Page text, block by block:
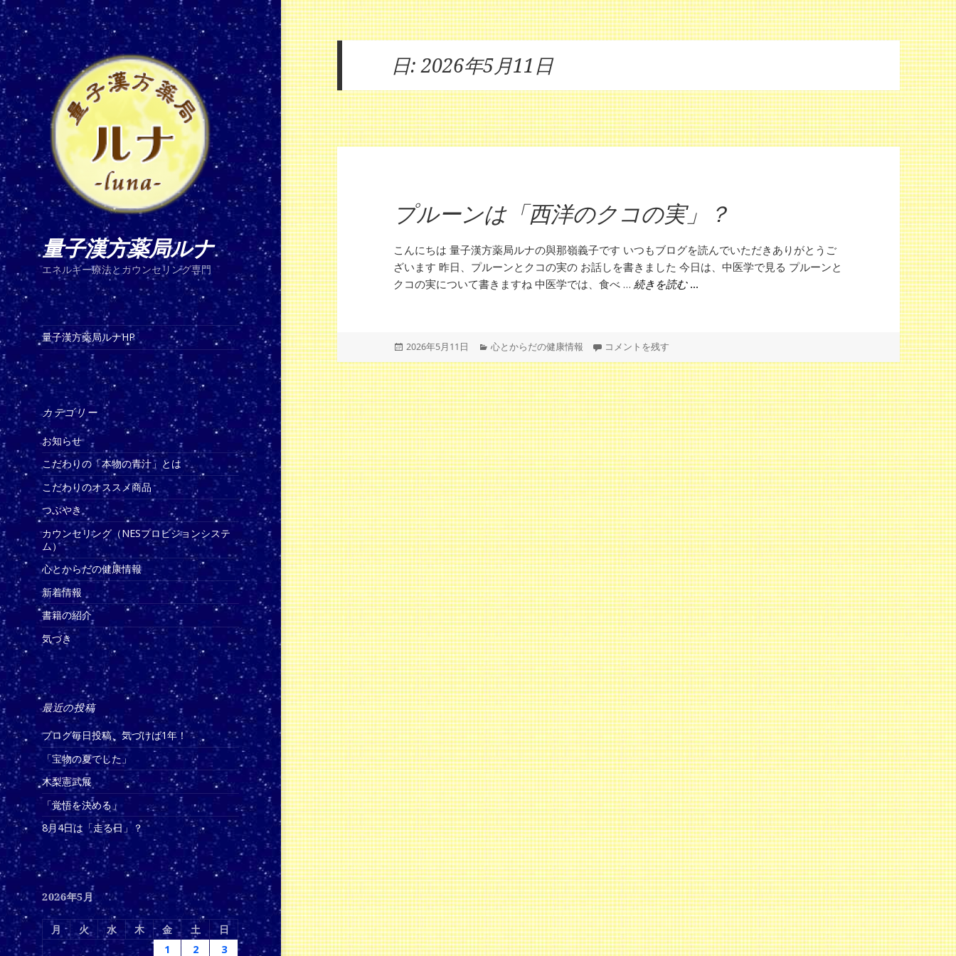
量子漢方薬局ルナ
エネルギー療法とカウンセリング専門
量子漢方薬局ルナHP
カテゴリー
お知らせ
こだわりの「本物の青汁」とは
こだわりのオススメ商品
つぶやき
カウンセリング（NESプロビジョンシステ
ム）
心とからだの健康情報
新着情報
書籍の紹介
気づき
最近の投稿
ブログ毎日投稿、気づけば1年！
「宝物の夏でした」
木梨憲武展
「覚悟を決める」
8月4日は「走る日」？
2026年5月
月 火 水 木 金 土
日
1
2 3
日:2026年5月11日
プルーンは「西洋のクコの実」？
こんにちは 量子漢方薬局ルナの與那嶺義子です いつもブログを読んでいただきありがとうご
ざいます 昨日、プルーンとクコの実の お話しを書きました 今日は、中医学で見る プルーンと
クコの実について書きますね 中医学では、食べ … 続きを読む
投
日:
2026年5月11日
カ
ゴ
リ
ー
心とからだの健康情報 プルーンは「西洋のクコの実」？ に
コメントを残す